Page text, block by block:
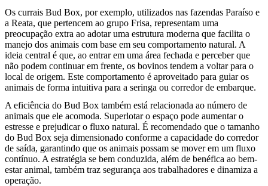
Os currais Bud Box, por exemplo, utilizados nas fazendas Paraíso e
a Reata, que pertencem ao grupo Frisa, representam uma
preocupação extra ao adotar uma estrutura moderna que facilita o
manejo dos animais com base em seu comportamento natural. A
ideia central é que, ao entrar em uma área fechada e perceber que
não podem continuar em frente, os bovinos tendem a voltar para o
local de origem. Este comportamento é aproveitado para guiar os
animais de forma intuitiva para a seringa ou corredor de embarque.
A eficiência do Bud Box também está relacionada ao número de
animais que ele acomoda. Superlotar o espaço pode aumentar o
estresse e prejudicar o fluxo natural. É recomendado que o tamanho
do Bud Box seja dimensionado conforme a capacidade do corredor
de saída, garantindo que os animais possam se mover em um fluxo
contínuo. A estratégia se bem conduzida, além de benéfica ao bem-
estar animal, também traz segurança aos trabalhadores e dinamiza a
operação.